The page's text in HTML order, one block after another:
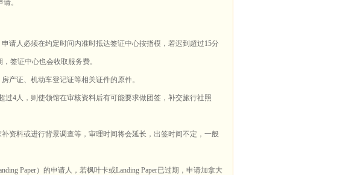
。
请人必须在约定时间内准时抵达签证中心按指模，若迟到超过15分
签证中心也会收取服务费。
产证、机动车登记证等相关证件的原件。
4人，则使领馆在审核资料后有可能要求做团签，补交旅行社照
资料或进行背景调查等，审理时间将会延长，出签时间不定，一般
Paper）的申请人，若枫叶卡或Landing Paper已过期，申请加拿大